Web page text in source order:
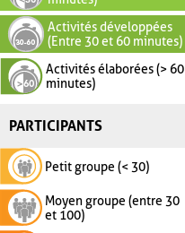
Activités développées
(Entre 30 et 60 minutes)
Activités élaborées (> 60
minutes)
PARTICIPANTS
Petit groupe (< 30)
Moyen groupe (entre 30
et 100)